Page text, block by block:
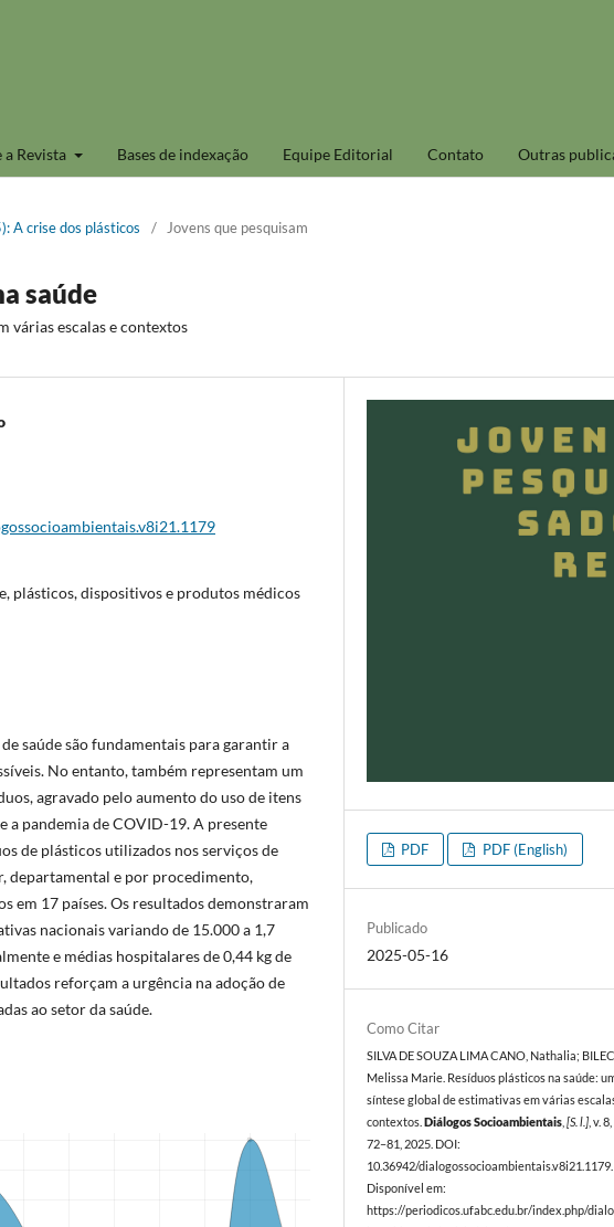
a Revista Bases de indexação Equipe Editorial Contato Outras
A crise dos plásticos / Jovens que pesquisam
saúde
várias escalas e contextos
plásticos, dispositivos e produtos médicos
saúde são fundamentais para garantir a
No entanto, também representam um
agravado pelo aumento do uso de itens
a pandemia de COVID-19. A presente
de plásticos utilizados nos serviços de
departamental e por procedimento,
em 17 países. Os resultados demonstraram
nacionais variando de 15.000 a 1,7
e médias hospitalares de 0,44 kg de
reforçam a urgência na adoção de
ao setor da saúde.
PDF PDF (English)
Publicado
2025-05-16
Como Citar
SILVA DE SOUZA LIMA CANO, Nathalia;
Melissa Marie. Resíduos plásticos na saúde:
síntese global de estimativas em várias
contextos. Diálogos Socioambientais,[S. l.], v.
72–81, 2025. DOI:
10.36942/dialogossocioambientais.v8i21.1179.
Disponível em:
https://periodicos.ufabc.edu.br/index.php/